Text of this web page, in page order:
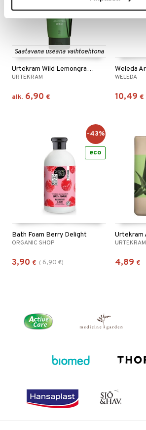
Saatavana useana vaihtoehtona
Urtekram Wild Lemongrass Body Wash
URTEKRAM
alk. 6,90 €
WELEDA
10,49 €
Bath Foam Berry Delight
ORGANIC SHOP
3,90 € ( 6,90 €)
-43%
eco
URTEKRAM
4,89 €